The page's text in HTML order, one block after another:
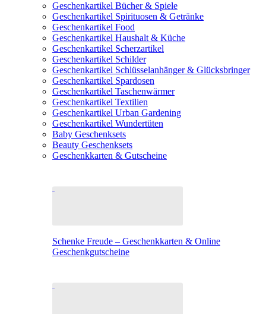
Geschenkartikel Bücher & Spiele
Geschenkartikel Spirituosen & Getränke
Geschenkartikel Food
Geschenkartikel Haushalt & Küche
Geschenkartikel Scherzartikel
Geschenkartikel Schilder
Geschenkartikel Schlüsselanhänger & Glücksbringer
Geschenkartikel Spardosen
Geschenkartikel Taschenwärmer
Geschenkartikel Textilien
Geschenkartikel Urban Gardening
Geschenkartikel Wundertüten
Baby Geschenksets
Beauty Geschenksets
Geschenkkarten & Gutscheine
Schenke Freude – Geschenkkarten & Online
Geschenkgutscheine